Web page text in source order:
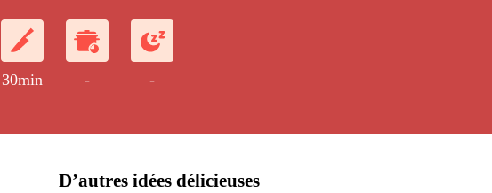
30min - -
D’autres idées délicieuses